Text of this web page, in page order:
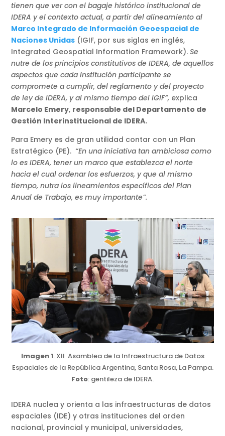
tienen que ver con el bagaje histórico institucional de
IDERA y el contexto actual, a partir del alineamiento al
Marco Integrado de Información Geoespacial de
Naciones Unidas (IGIF, por sus siglas en inglés,
Integrated Geospatial Information Framework). Se
nutre de los principios constitutivos de IDERA, de aquellos
aspectos que cada institución participante se
compromete a cumplir, del reglamento y del proyecto
de ley de IDERA, y al mismo tiempo del IGIF”, explica
Marcelo Emery, responsable del Departamento de
Gestión Interinstitucional de IDERA.
Para Emery es de gran utilidad contar con un Plan
Estratégico (PE). “En una iniciativa tan ambiciosa como
lo es IDERA, tener un marco que establezca el norte
hacia el cual ordenar los esfuerzos, y que al mismo
tiempo, nutra los lineamientos específicos del Plan
Anual de Trabajo, es muy importante”.
Imagen 1. XII Asamblea de la Infraestructura de Datos
Espaciales de la República Argentina, Santa Rosa, La Pampa.
Foto: gentileza de IDERA.
IDERA nuclea y orienta a las infraestructuras de datos
espaciales (IDE) y otras instituciones del orden
nacional, provincial y municipal, universidades,